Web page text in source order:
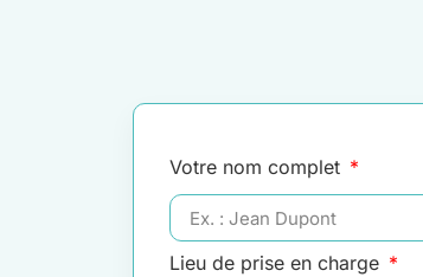
Votre nom complet
Lieu de prise en charge